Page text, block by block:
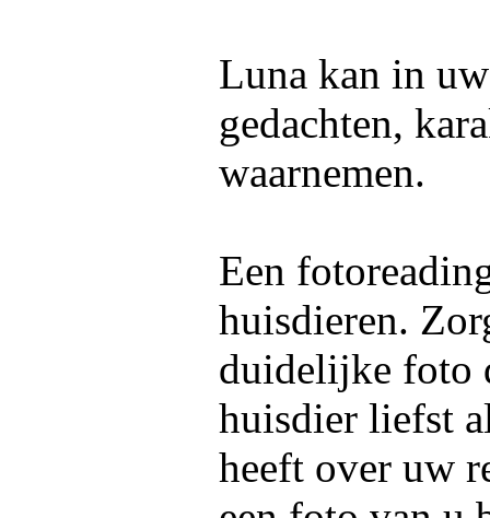
Luna kan in
gedachten,
waarnemen.
Een
huisdieren.
duidelijke foto
huisdier liefst
heeft over uw